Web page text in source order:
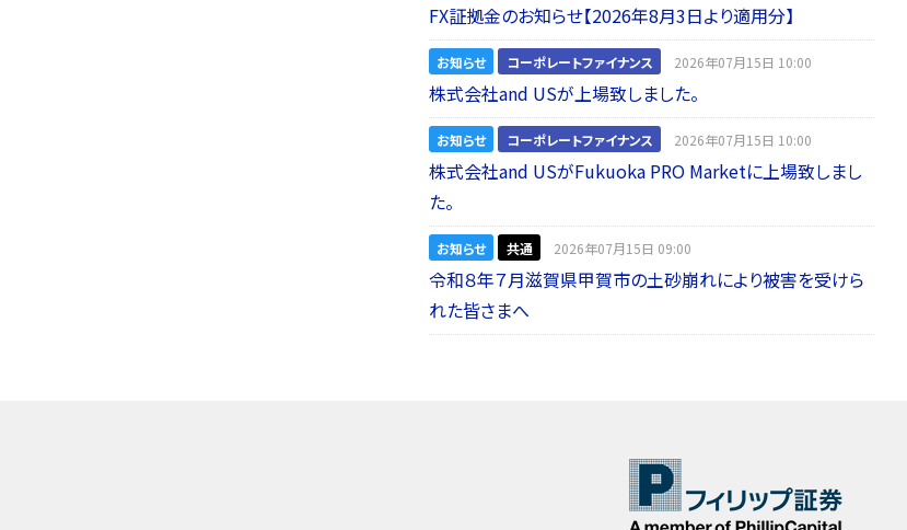
FX証拠金のお知らせ【2026年8月3日より適用分】
お知らせ コーポレートファイナンス 2026年07月15日 10:00
株式会社and USが上場致しました。
お知らせ コーポレートファイナンス 2026年07月15日 10:00
株式会社and USがFukuoka PRO Marketに上場致しまし
た。
お知らせ 共通 2026年07月15日 09:00
令和８年７月滋賀県甲賀市の土砂崩れにより被害を受けら
れた皆さまへ